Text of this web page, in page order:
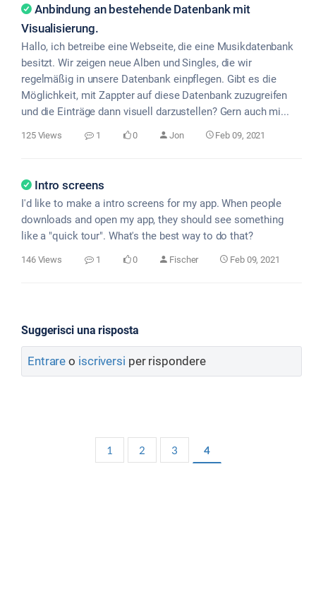
Anbindung an bestehende Datenbank mit
Visualisierung.
Hallo, ich betreibe eine Webseite, die eine Musikdatenbank
besitzt. Wir zeigen neue Alben und Singles, die wir
regelmäßig in unsere Datenbank einpflegen. Gibt es die
Möglichkeit, mit Zappter auf diese Datenbank zuzugreifen
und die Einträge dann visuell darzustellen? Gern auch mi...
125 Views 1 0 Jon Feb 09, 2021
Intro screens
I'd like to make a intro screens for my app. When people
downloads and open my app, they should see something
like a "quick tour". What's the best way to do that?
146 Views 1 0 Fischer Feb 09, 2021
Suggerisci una risposta
Entrare o iscriversi per rispondere
1 2 3 4